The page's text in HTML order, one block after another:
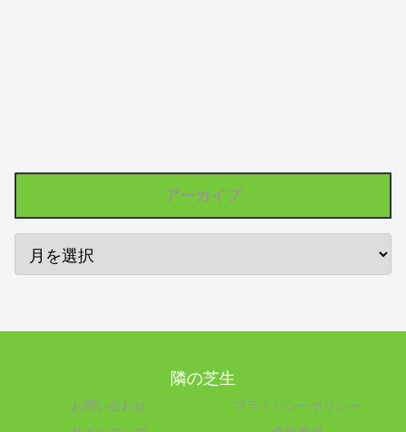
アーカイブ
隣の芝生
お問い合わせ
プライバシーポリシー